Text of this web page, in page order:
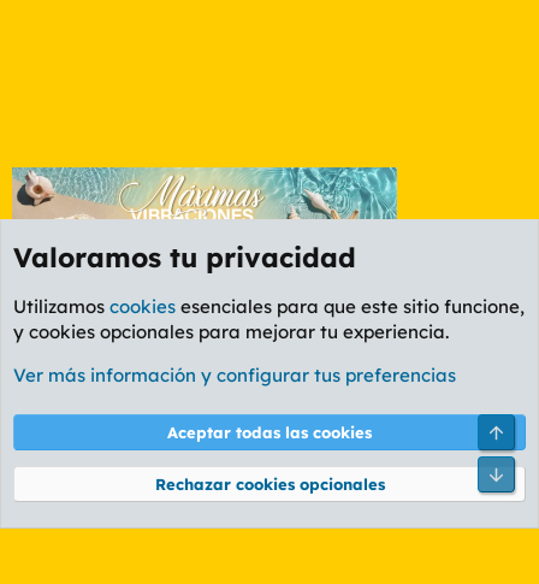
Etiquetas
Cookies
PL OLDSTYLE AMARILLO
Términos y reglas Política de privacidad Ayuda
Community platform by XenForo® © 2010-2026 XenForo Ltd.
Valoramos tu privacidad
Utilizamos cookies esenciales para que este sitio funcione,
y cookies opcionales para mejorar tu experiencia.
Ver más información y configurar tus preferencias
Aceptar todas las cookies
Rechazar cookies opcionales
Pie